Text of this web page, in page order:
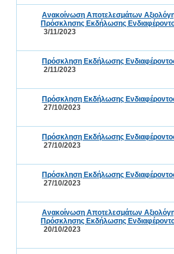
Ανακοίνωση Αποτελεσμάτων
Πρόσκλησης Εκδήλωσης
3/11/2023
Πρόσκληση Εκδήλωσης
2/11/2023
Πρόσκληση Εκδήλωσης
27/10/2023
Πρόσκληση Εκδήλωσης
27/10/2023
Πρόσκληση Εκδήλωσης
27/10/2023
Ανακοίνωση Αποτελεσμάτων
Πρόσκλησης Εκδήλωσης
20/10/2023